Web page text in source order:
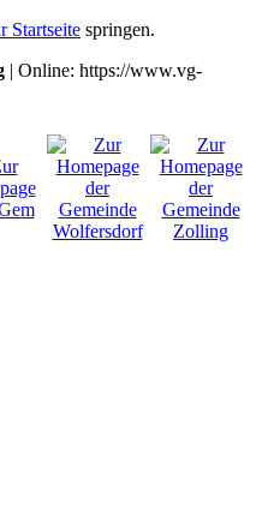
Startseite springen.
| Online: https://www.vg-